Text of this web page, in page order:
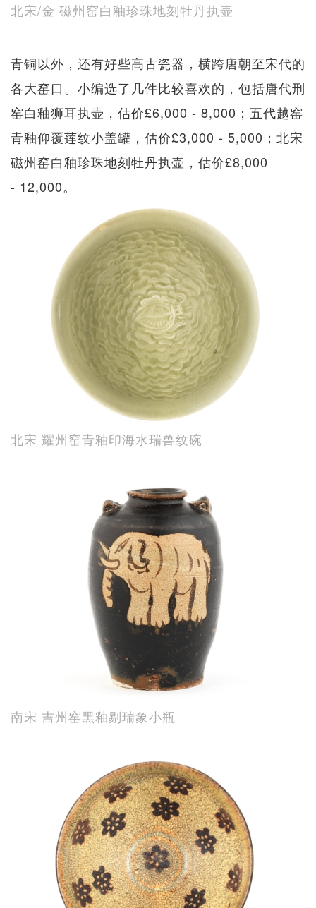
北宋/金 磁州窑白釉珍珠地刻牡丹执壶
青铜以外，还有好些高古瓷器，横跨唐朝至宋代的
各大窑口。小编选了几件比较喜欢的，包括唐代刑
窑白釉狮耳执壶，估价£6,000 - 8,000；五代越窑
青釉仰覆莲纹小盖罐，估价£3,000 - 5,000；北宋
磁州窑白釉珍珠地刻牡丹执壶，估价£8,000
- 12,000。
北宋 耀州窑青釉印海水瑞兽纹碗
南宋 吉州窑黑釉剔瑞象小瓶